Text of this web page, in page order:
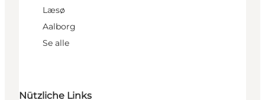
Læsø
Aalborg
Se alle
Nützliche Links